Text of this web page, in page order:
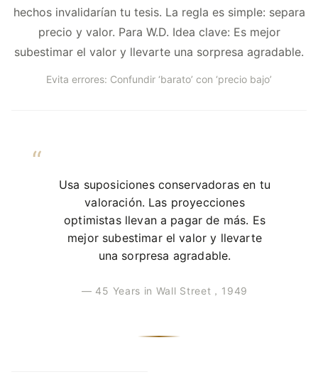
hechos invalidarían tu tesis. La regla es simple: separa
precio y valor. Para W.D. Idea clave: Es mejor
subestimar el valor y llevarte una sorpresa agradable.
Evita errores: Confundir ‘barato’ con ‘precio bajo’
Usa suposiciones conservadoras en tu
valoración. Las proyecciones
optimistas llevan a pagar de más. Es
mejor subestimar el valor y llevarte
una sorpresa agradable.
— 45 Years in Wall Street，1949